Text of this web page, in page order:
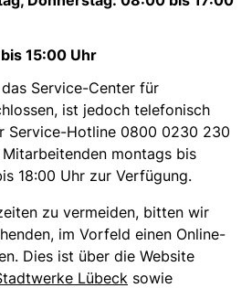
15:00 Uhr
Service-Center für
ist jedoch telefonisch
Service-Hotline 0800 0230 230
Mitarbeitenden montags bis
18:00 Uhr zur Verfügung.
zu vermeiden, bitten wir
im Vorfeld einen Online-
Dies ist über die Website
Lübeck sowie